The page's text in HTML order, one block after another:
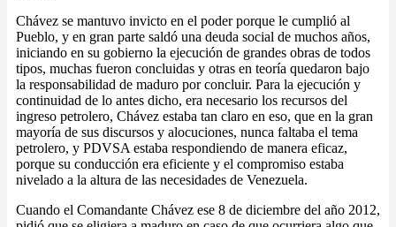
Chávez se mantuvo invicto en el poder porque le cumplió al
Pueblo, y en gran parte saldó una deuda social de muchos años,
iniciando en su gobierno la ejecución de grandes obras de todos
tipos, muchas fueron concluidas y otras en teoría quedaron bajo
la responsabilidad de maduro por concluir. Para la ejecución y
continuidad de lo antes dicho, era necesario los recursos del
ingreso petrolero, Chávez estaba tan claro en eso, que en la gran
mayoría de sus discursos y alocuciones, nunca faltaba el tema
petrolero, y PDVSA estaba respondiendo de manera eficaz,
porque su conducción era eficiente y el compromiso estaba
nivelado a la altura de las necesidades de Venezuela.
Cuando el Comandante Chávez ese 8 de diciembre del año 2012,